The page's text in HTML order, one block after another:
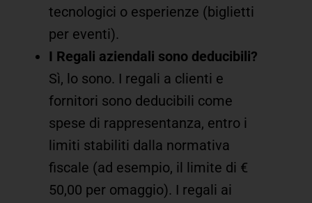
tecnologici o esperienze (biglietti
per eventi).
I Regali aziendali sono deducibili?
Sì, lo sono. I regali a clienti e
fornitori sono deducibili come
spese di rappresentanza, entro i
limiti stabiliti dalla normativa
fiscale (ad esempio, il limite di €
50,00 per omaggio). I regali ai